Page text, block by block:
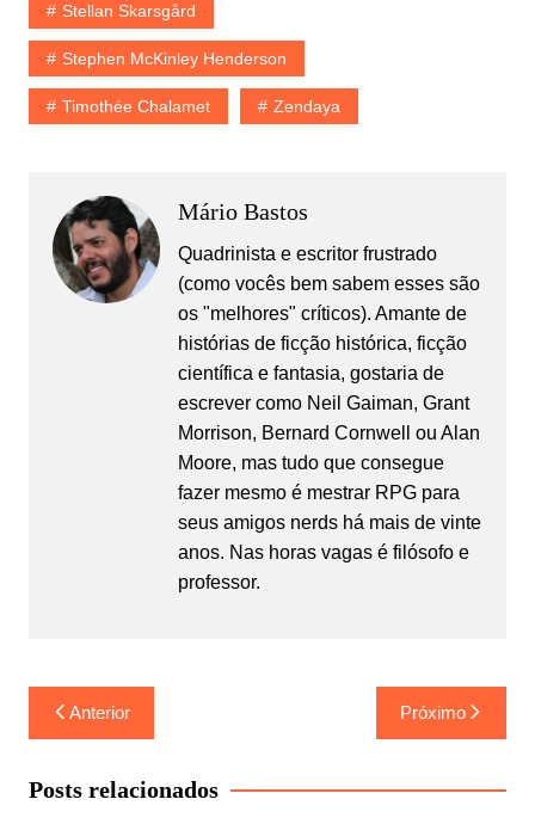
Stellan Skarsgård
Stephen McKinley Henderson
Timothée Chalamet Zendaya
Mário Bastos
Quadrinista e escritor frustrado
(como vocês bem sabem esses são
os "melhores" críticos). Amante de
histórias de ficção histórica, ficção
científica e fantasia, gostaria de
escrever como Neil Gaiman, Grant
Morrison, Bernard Cornwell ou Alan
Moore, mas tudo que consegue
fazer mesmo é mestrar RPG para
seus amigos nerds há mais de vinte
anos. Nas horas vagas é filósofo e
professor.
Navegação
de
Post
Anterior Próximo
Posts relacionados